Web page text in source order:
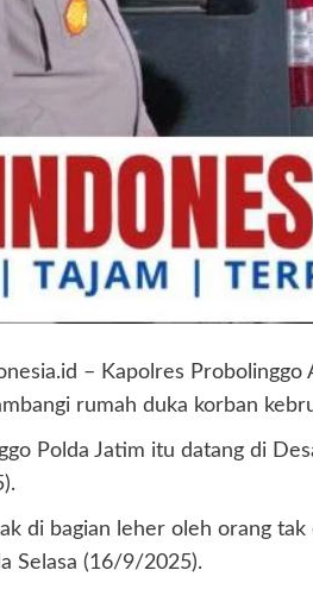
– Kapolres
rumah duka korban
Polda Jatim itu datang di
di bagian leher oleh orang
Selasa (16/9/2025).